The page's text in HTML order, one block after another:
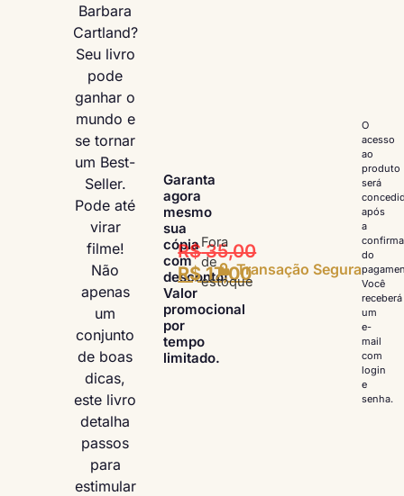
Barbara
Cartland?
Seu livro
pode
ganhar o
mundo e
se tornar
um Best-
Seller.
Pode até
virar
filme!
Não
apenas
um
conjunto
de boas
dicas,
este livro
detalha
passos
para
estimular
Garanta
agora
mesmo
sua
cópia
com
desconto!
Valor
promocional
por
tempo
limitado.
R$35,00
R$17,00
Fora
de
estoque
Transação Segura
O
acesso
ao
produto
será
após
a
do
Você
receberá
um
e-
mail
com
login
e
senha.